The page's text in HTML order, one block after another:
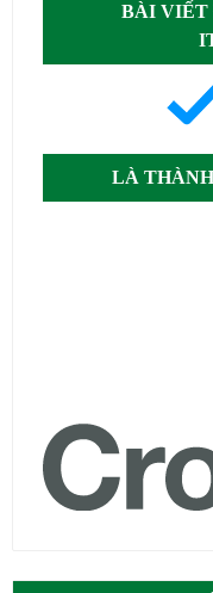
BÀI VIẾT
LÀ